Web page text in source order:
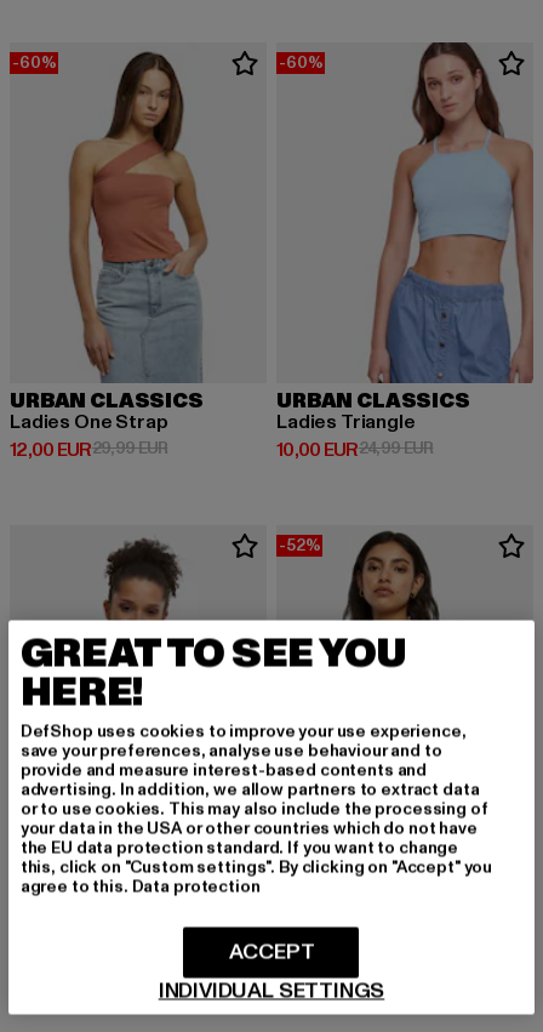
-60%
URBAN CLASSICS
Ladies One Strap
12,00 EUR
Derzeitiger Preis: 12,00 EUR
29,99 EURAktionspreis: 29,99 EUR
-60%
URBAN CLASSICS
Ladies Triangle
10,00 EUR
Derzeitiger Preis: 10,00 EUR
24,99 EURAktionspreis:
Derzeitiger Preis: 23,74 EUR
-52%
URBAN CLASSICS
12,00 EUR
Derzeitiger Preis: 12,00 EUR
24,99 EUR
GREAT TO SEE YOU
HERE!
DefShop uses cookies to improve your use experience,
save your preferences, analyse use behaviour and to
provide and measure interest-based contents and
advertising. In addition, we allow partners to extract data
or to use cookies. This may also include the processing of
your data in the USA or other countries which do not have
the EU data protection standard. If you want to change
this, click on "Custom settings". By clicking on "Accept" you
agree to this. Data protection
INDIVIDUAL SETTINGS
ACCEPT